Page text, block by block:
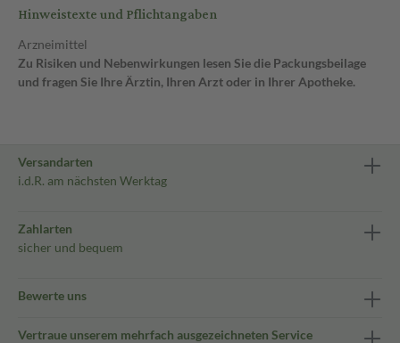
Hinweistexte und Pflichtangaben
Arzneimittel
Zu Risiken und Nebenwirkungen lesen Sie die Packungsbeilage
und fragen Sie Ihre Ärztin, Ihren Arzt oder in Ihrer Apotheke.
Versandarten
i.d.R. am nächsten Werktag
Zahlarten
sicher und bequem
Bewerte uns
Vertraue unserem mehrfach ausgezeichneten Service